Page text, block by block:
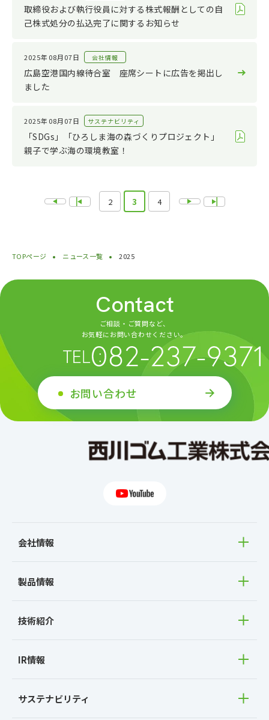
取締役および執行役員に対する株式報酬としての自
己株式処分の払込完了に関するお知らせ
2025年08月07日 会社情報
広島空港国内線待合室 座席シートに広告を掲出し
ました
2025年08月07日 サステナビリティ
「SDGs」「ひろしま海の森づくりプロジェクト」
親子で学ぶ海の環境教室！
2 3 4
TOPページ ニュース一覧 2025
Contact
ご相談・ご質問など、
お気軽にお問い合わせください。
お問い合わせ
会社情報
製品情報
技術紹介
IR情報
サステナビリティ